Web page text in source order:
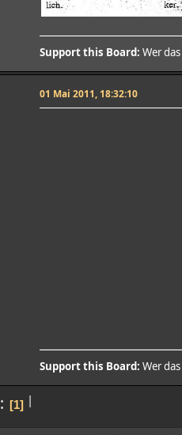
Support this Board: Wer
01 Mai 2011, 18:32:10
Support this Board: Wer
|
1